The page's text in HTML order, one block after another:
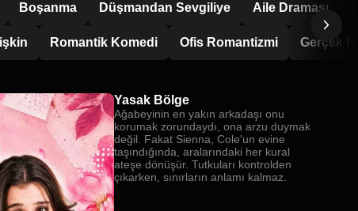
Boşanma Düşmandan Sevgiliye Aile Draması
Romantik Komedi Ofis Romantizmi Gerçek
Yasak Bölge
Ağabeyinin en yakın arkadaşı onu
korumak zorundaydı, ona arzu duymak
değil. Fakat Sienna, Cole'un evine
taşındığında, aralarındaki her kural
ateşe dönüşür. Tutkuları kontrolden
çıkarken, sınırların anlamı kalmaz.